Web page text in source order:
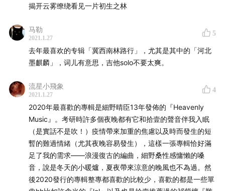
年开始一直到2018年出的两张专辑都是偏jpop风的，播放量
悉的R&B情歌的路线，歌曲“416”在YouTube的点击量很快就
突破了100万，现在已经达到了280万。回到“看起来不错其
实也还好”这首歌的属性像极了“输情歌”，只是它的乐器方面
更多是钢琴和架子鼓而不是木吉他；其中“这关系早已熄
话不说，到无话可说”非常现实地刻画了现代都市情侣的生活
揭开云雾缭绕看见一片初生之林
马勒
2021.1.27
5
去年最喜欢的专辑「冀西南林路行」，尤其是其中的「河北
墨麒麟」，词儿有意思，吉他solo不要太爽。
流星小飛象
2021.1.27
4
2020年最喜歡的專輯是細野晴臣13年發佈的『Heavenly
Music』。考研時許多個夜晚都有它和拾壹的聲音伴我入眠
（是實話不是吹！）疫情帶來加重的焦慮以及時而發生的短
暫的難過情緒（尤其夜晚容易發生），這樣一張專輯恰好滿
足了我的需求――浪漫復古的編曲，細野桑性感慵懶的嗓
音，說是冬天的小暖爐，夏夜帶來涼意的晚風也不為過。然
後2020發行的專輯整專都喜歡的比較少，喜歡的都是一些單